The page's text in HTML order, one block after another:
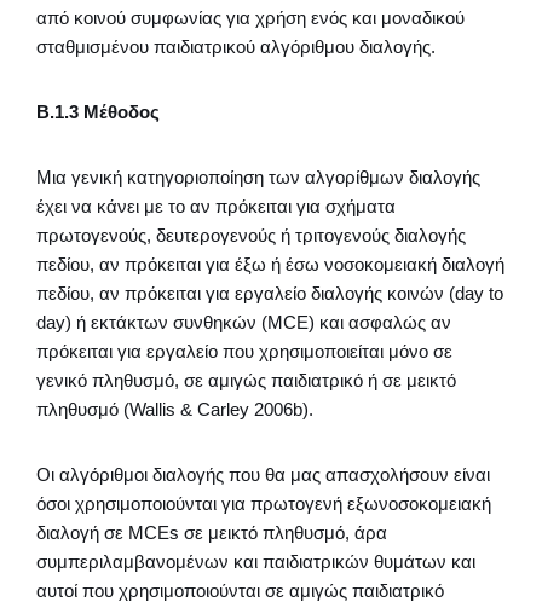
από κοινού συμφωνίας για χρήση ενός και μοναδικού
σταθμισμένου παιδιατρικού αλγόριθμου διαλογής.
Β.1.3 Μέθοδος
Μια γενική κατηγοριοποίηση των αλγορίθμων διαλογής
έχει να κάνει με το αν πρόκειται για σχήματα
πρωτογενούς, δευτερογενούς ή τριτογενούς διαλογής
πεδίου, αν πρόκειται για έξω ή έσω νοσοκομειακή διαλογή
πεδίου, αν πρόκειται για εργαλείο διαλογής κοινών (day to
day) ή εκτάκτων συνθηκών (MCE) και ασφαλώς αν
πρόκειται για εργαλείο που χρησιμοποιείται μόνο σε
γενικό πληθυσμό, σε αμιγώς παιδιατρικό ή σε μεικτό
πληθυσμό (Wallis & Carley 2006b).
Οι αλγόριθμοι διαλογής που θα μας απασχολήσουν είναι
όσοι χρησιμοποιούνται για πρωτογενή εξωνοσοκομειακή
διαλογή σε MCEs σε μεικτό πληθυσμό, άρα
συμπεριλαμβανομένων και παιδιατρικών θυμάτων και
αυτοί που χρησιμοποιούνται σε αμιγώς παιδιατρικό